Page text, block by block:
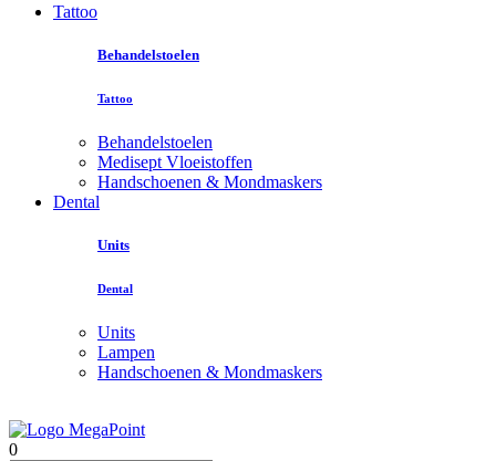
Tattoo
Behandelstoelen
Tattoo
Behandelstoelen
Medisept Vloeistoffen
Handschoenen & Mondmaskers
Dental
Units
Dental
Units
Lampen
Handschoenen & Mondmaskers
0